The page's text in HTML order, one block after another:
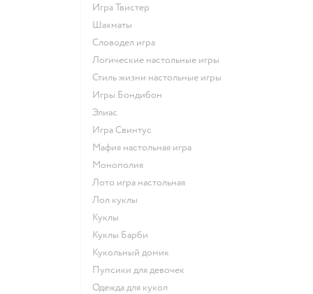
Игра Твистер
Шахматы
Словодел игра
Логические настольные игры
Стиль жизни настольные игры
Игры Бондибон
Элиас
Игра Свинтус
Мафия настольная игра
Монополия
Лото игра настольная
Лол куклы
Куклы
Куклы Барби
Кукольный домик
Пупсики для девочек
Одежда для кукол